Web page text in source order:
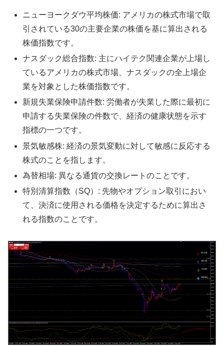
ニューヨークダウ平均株価: アメリカの株式市場で取
引されている30の主要企業の株価を基に算出される
株価指数です。
ナスダック総合指数: 主にハイテク関連企業が上場し
ているアメリカの株式市場、ナスダックの全上場企
業を対象とした株価指数です。
新規失業保険申請件数: 労働者が失業した際に最初に
申請する失業保険の件数で、経済の健康状態を示す
指標の一つです。
景気敏感株: 経済の景気変動に対して敏感に反応する
株式のことを指します。
為替相場: 異なる通貨の交換レートのことです。
特別清算指数（SQ）: 先物やオプション取引におい
て、決済に使用される価格を決定するために算出さ
れる指数のことです。